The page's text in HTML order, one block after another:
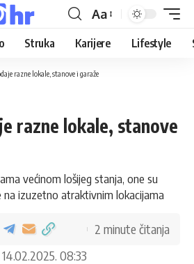
Aa
Struka Karijere Lifestyle
razne lokale, stanove i garaže
razne lokale, stanove
većinom lošijeg stanja, one su
na izuzetno atraktivnim lokacijama
08:33
2 minute čitanja